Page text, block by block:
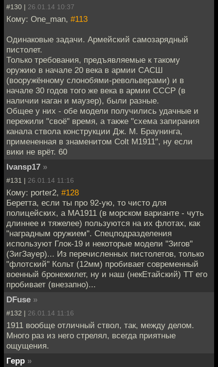
#130 | 26.01.14 10:37
Кому: One_man, #113
Одинаковые задачи. Армейский самозарядный
пистолет.
Только требования, предъявляемые к такому
оружию в начале 20 века в армии САСШ
(вооружённому слонобями-револьверами) и в
начале 30 годов того же века в армии СССР (в
наличии наган и маузер), были разные.
Общее у них - обе модели получились удачные и
пережили "своё" время, а также "схема запирания
канала ствола конструкции Дж. М. Браунинга,
примененная в знаменитом Colt M1911", ну если
вики не врёт. 60
Ivansp17 »
#131 | 26.01.14 11:16
Кому: porter2, #128
Беретта, если ты про 92-ую, то чисто для
полицейских, а МА1911 (в морском варианте - чуть
длиннее и тяжелее) пользуются на их флотах, как
"наградным оружием". Спецподразделения
используют Глок-19 и некоторые модели "Зигов"
(ЗигЗауер)... Из перечисленных пистолетов, только
"флотский" Кольт (12мм) пробивает современный
военный бронежилет, ну и наш (некЕтайский) ТТ его
пробивает (внезапно)...
DFuse »
#132 | 26.01.14 11:16
1911 вообще отличный ствол, так, между делом.
Много раз из него стрелял, всегда приятные
ощущения.
Герр »